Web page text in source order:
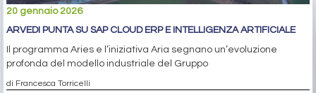
20 gennaio 2026
ARVEDI PUNTA SU SAP CLOUD ERP E INTELLIGENZA ARTIFICIALE
Il programma Aries e l’iniziativa Aria segnano un’evoluzione
profonda del modello industriale del Gruppo
di Francesca Torricelli